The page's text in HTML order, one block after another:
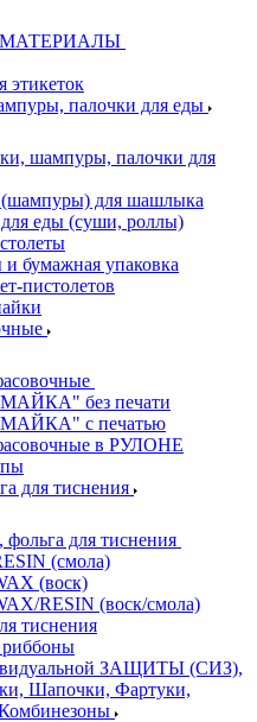
этикеток
палочки для еды
шампуры, палочки для
для шашлыка
еды (суши, роллы)
бумажная упаковка
пистолетов
без печати
с печатью
в РУЛОНЕ
для тиснения
для тиснения
(смола)
(воск)
RESIN (воск/смола)
тиснения
ЗАЩИТЫ (СИЗ),
Шапочки, Фартуки,